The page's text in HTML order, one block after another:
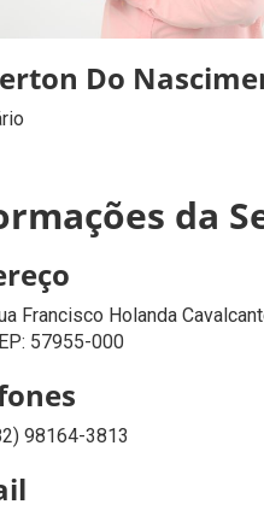
Do
da
Francisco Holanda
57955-000
98164-3813